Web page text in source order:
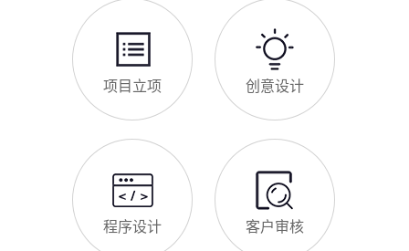
项目立项 创意设计
程序设计 客户审核